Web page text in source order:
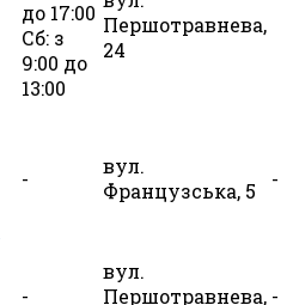
до 17:00
Сб: з
9:00 до
13:00
Першотравнева,
24
-
вул.
Французська, 5
-
-
вул.
Першотравнева, -